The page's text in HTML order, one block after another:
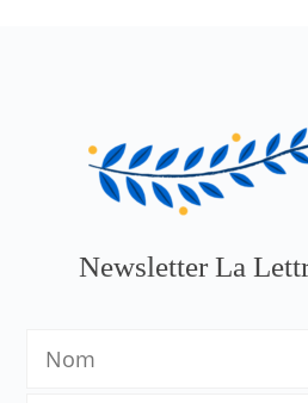
Newsletter La